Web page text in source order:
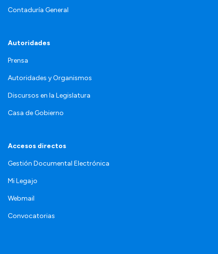
Contaduría General
Autoridades
Prensa
Autoridades y Organismos
Discursos en la Legislatura
Casa de Gobierno
Accesos directos
Gestión Documental Electrónica
Mi Legajo
Webmail
Convocatorias